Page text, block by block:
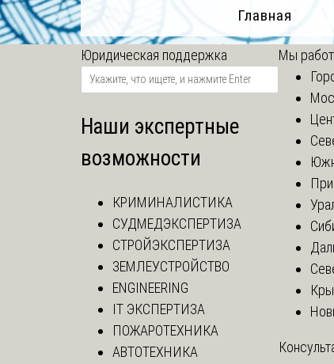
Главная
Юридическая поддержка
Наши экспертные
возможности
КРИМИНАЛИСТИКА
СУДМЕДЭКСПЕРТИЗА
СТРОЙЭКСПЕРТИЗА
ЗЕМЛЕУСТРОЙСТВО
ENGINEERING
IT ЭКСПЕРТИЗА
ПОЖАРОТЕХНИКА
АВТОТЕХНИКА
Мы